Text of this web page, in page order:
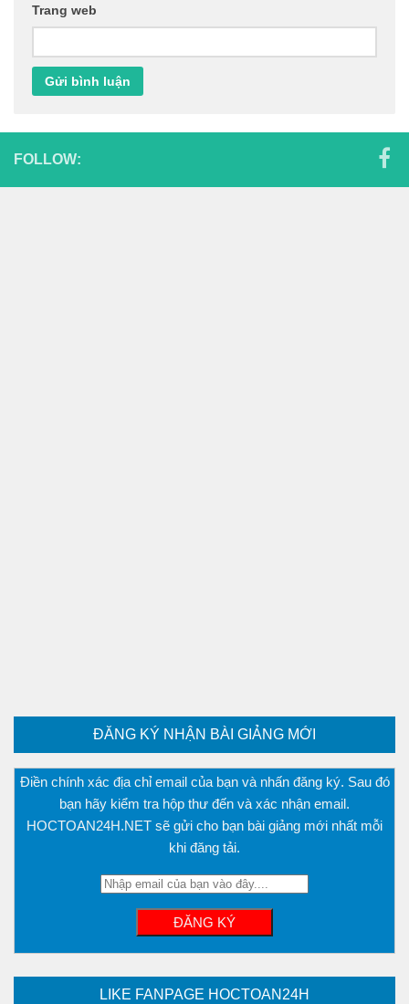
Trang web
FOLLOW:
ĐĂNG KÝ NHẬN BÀI GIẢNG MỚI
Điền chính xác địa chỉ email của bạn và nhấn đăng ký. Sau đó
bạn hãy kiểm tra hộp thư đến và xác nhận email.
HOCTOAN24H.NET sẽ gửi cho bạn bài giảng mới nhất mỗi
khi đăng tải.
LIKE FANPAGE HOCTOAN24H